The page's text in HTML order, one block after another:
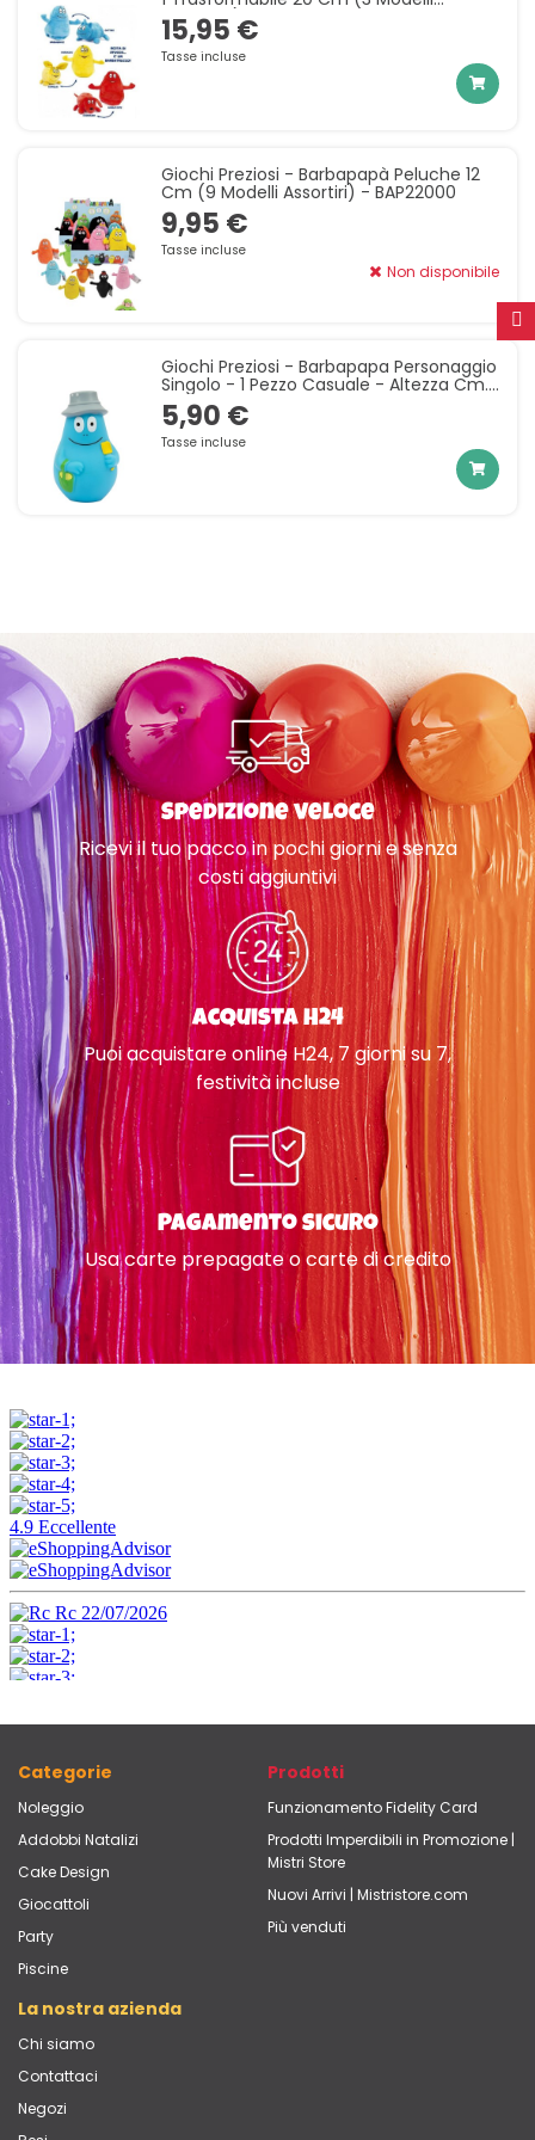
Assortirti) - BAP36000
15,95 €
Tasse incluse
Giochi Preziosi - Barbapapà Peluche 12
Cm (9 Modelli Assortiri) - BAP22000
9,95 €
Tasse incluse
Non disponibile
Giochi Preziosi - Barbapapa Personaggio
Singolo - 1 Pezzo Casuale - Altezza Cm.
8
5,90 €
Tasse incluse
Spedizione veloce
Ricevi il tuo pacco in pochi giorni e senza
costi aggiuntivi
Acquista H24
Puoi acquistare online H24, 7 giorni su 7,
festività incluse
Pagamento sicuro
Usa carte prepagate o carte di credito
Categorie
Noleggio
Addobbi Natalizi
Cake Design
Giocattoli
Party
Piscine
Prodotti
Funzionamento Fidelity Card
Prodotti Imperdibili in Promozione |
Mistri Store
Nuovi Arrivi | Mistristore.com
Più venduti
La nostra azienda
Chi siamo
Contattaci
Negozi